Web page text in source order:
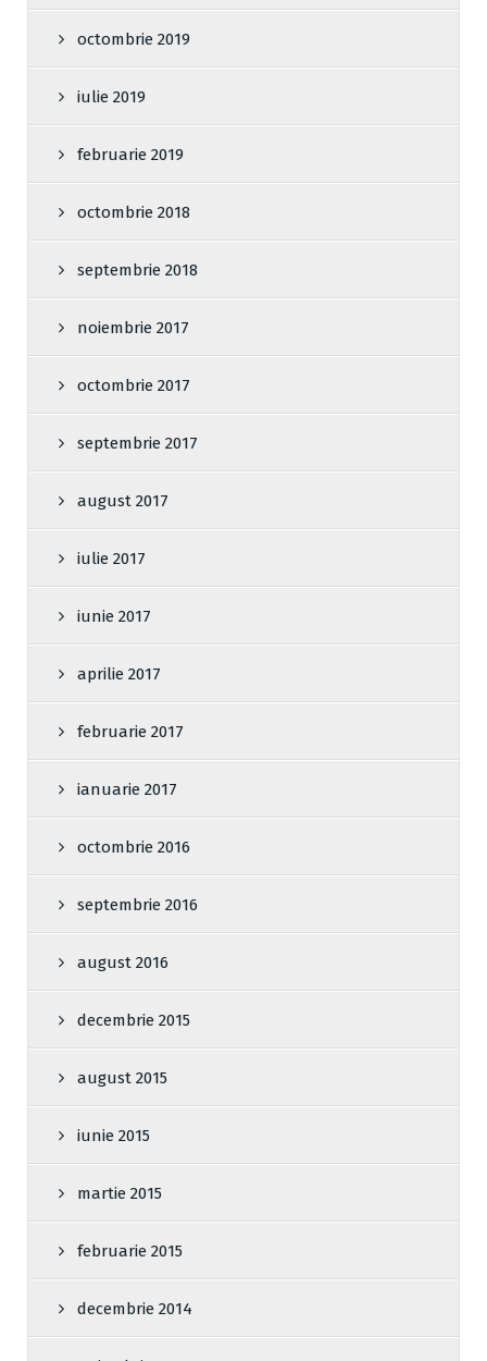
octombrie 2019
iulie 2019
februarie 2019
octombrie 2018
septembrie 2018
noiembrie 2017
octombrie 2017
septembrie 2017
august 2017
iulie 2017
iunie 2017
aprilie 2017
februarie 2017
ianuarie 2017
octombrie 2016
septembrie 2016
august 2016
decembrie 2015
august 2015
iunie 2015
martie 2015
februarie 2015
decembrie 2014